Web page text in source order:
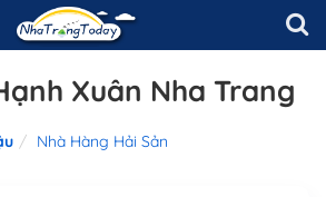
Xuân Nha Trang
Nhà Hàng Hải Sản